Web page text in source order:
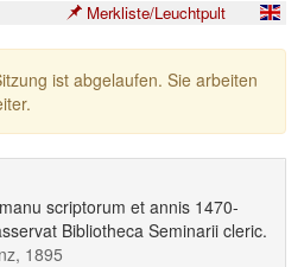
Merkliste/Leuchtpult
ist abgelaufen. Sie arbeiten
scriptorum et annis 1470-
Bibliotheca Seminarii cleric.
1895